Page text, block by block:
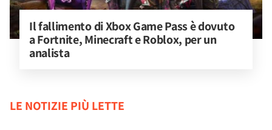
Il fallimento di Xbox Game Pass è dovuto
a Fortnite, Minecraft e Roblox, per un
analista
LE NOTIZIE PIÙ LETTE